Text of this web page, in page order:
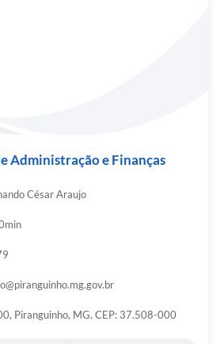
Administração e Finanças
César Araujo
Piranguinho, MG. CEP: 37.508-000